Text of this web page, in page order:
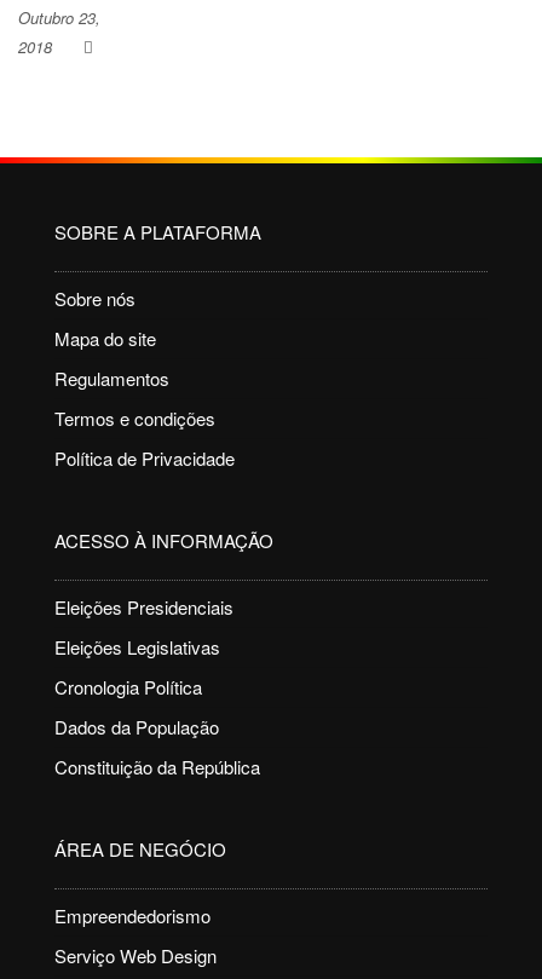
Outubro 23,
2018
SOBRE A PLATAFORMA
Sobre nós
Mapa do site
Regulamentos
Termos e condições
Política de Privacidade
ACESSO À INFORMAÇÃO
Eleições Presidenciais
Eleições Legislativas
Cronologia Política
Dados da População
Constituição da República
ÁREA DE NEGÓCIO
Empreendedorismo
Serviço Web Design